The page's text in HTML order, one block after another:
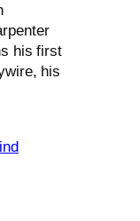
his first
his